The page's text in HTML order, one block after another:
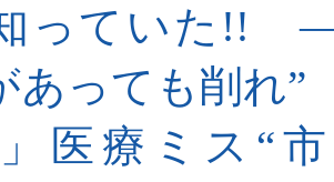
っていた!!
あっても削れ
医療ミス“